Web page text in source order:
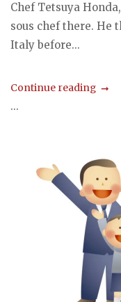
Chef Tetsuya
sous chef there. He
Italy before...
Continue reading
...